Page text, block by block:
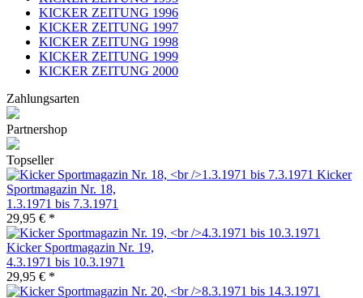
KICKER ZEITUNG 1996
KICKER ZEITUNG 1997
KICKER ZEITUNG 1998
KICKER ZEITUNG 1999
KICKER ZEITUNG 2000
Zahlungsarten
Partnershop
Topseller
Kicker
Sportmagazin Nr. 18,
1.3.1971 bis 7.3.1971
29,95 € *
Kicker Sportmagazin Nr. 19,
4.3.1971 bis 10.3.1971
29,95 € *